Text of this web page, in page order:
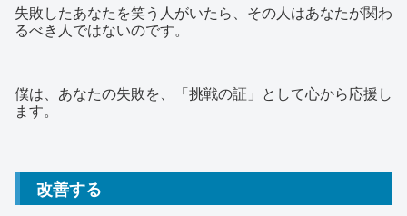
失敗したあなたを笑う人がいたら、その人はあなたが関わ
るべき人ではないのです。
僕は、あなたの失敗を、「挑戦の証」として心から応援し
ます。
改善する